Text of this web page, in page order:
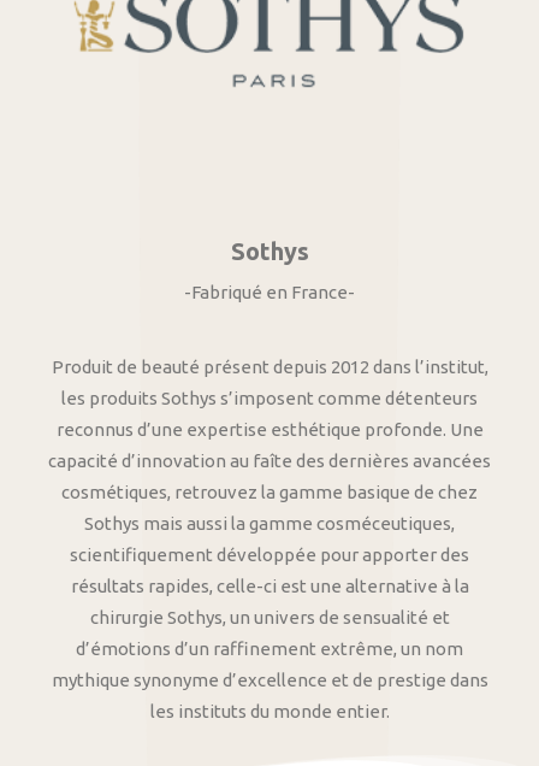
Sothys
-Fabriqué en France-
Produit de beauté présent depuis 2012 dans l’institut,
les produits Sothys s’imposent comme détenteurs
reconnus d’une expertise esthétique profonde. Une
capacité d’innovation au faîte des dernières avancées
cosmétiques, retrouvez la gamme basique de chez
Sothys mais aussi la gamme cosméceutiques,
scientifiquement développée pour apporter des
résultats rapides, celle-ci est une alternative à la
chirurgie Sothys, un univers de sensualité et
d’émotions d’un raffinement extrême, un nom
mythique synonyme d’excellence et de prestige dans
les instituts du monde entier.